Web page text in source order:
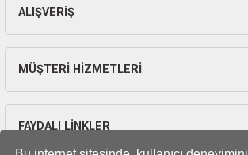
ALIŞVERİŞ
MÜŞTERİ HİZMETLERİ
FAYDALI LİNKLER